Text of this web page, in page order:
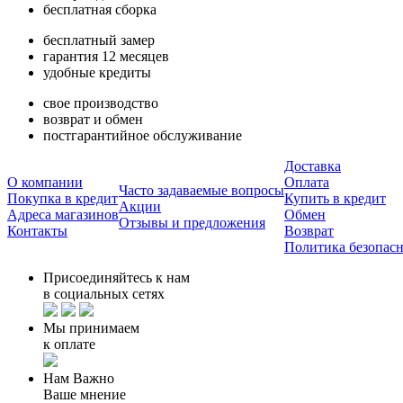
бесплатная сборка
бесплатный замер
гарантия 12 месяцев
удобные кредиты
свое производство
возврат и обмен
постгарантийное обслуживание
О компании
Покупка в кредит
Адреса магазинов
Контакты
Часто задаваемые вопросы
Акции
Отзывы и предложения
Доставка
Оплата
Купить в кредит
Обмен
Возврат
Политика
Присоединяйтесь к нам
в социальных сетях
Мы принимаем
к оплате
Нам Важно
Ваше мнение